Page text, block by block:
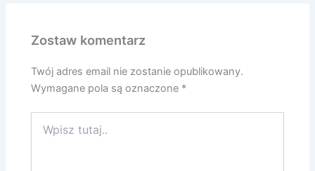
Zostaw komentarz
Twój adres email nie zostanie opublikowany.
Wymagane pola są oznaczone *
tutaj..